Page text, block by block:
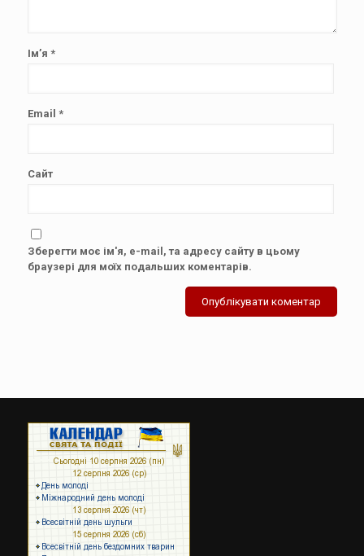
Ім’я *
Email *
Сайт
Зберегти моє ім'я, e-mail, та адресу сайту в цьому
браузері для моїх подальших коментарів.